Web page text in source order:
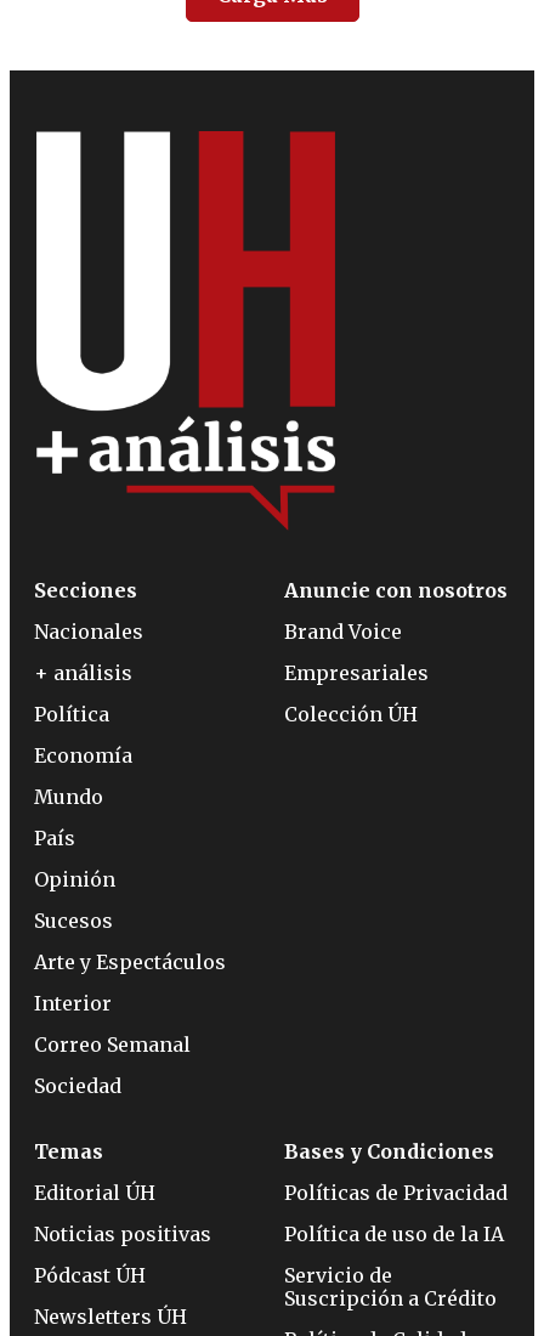
Secciones
Nacionales
+ análisis
Política
Economía
Mundo
País
Opinión
Sucesos
Arte y Espectáculos
Interior
Correo Semanal
Sociedad
Anuncie con nosotros
Brand Voice
Empresariales
Colección ÚH
Temas
Editorial ÚH
Noticias positivas
Pódcast ÚH
Newsletters ÚH
Bases y Condiciones
Políticas de Privacidad
Política de uso de la IA
Servicio de
Suscripción a Crédito